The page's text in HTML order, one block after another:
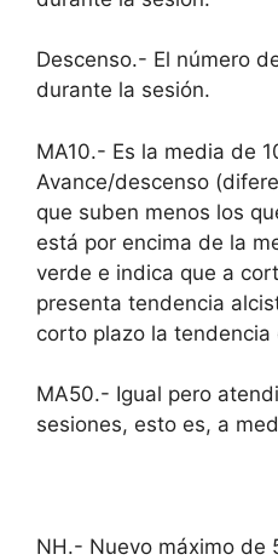
Descenso.- El número
durante la sesión.
MA10.- Es la media de
Avance/descenso
que suben menos los
está por encima de la
verde e indica que a
presenta tendencia
corto plazo la tendencia
MA50.- Igual pero
sesiones, esto es, a
NH.- Nuevo máximo de